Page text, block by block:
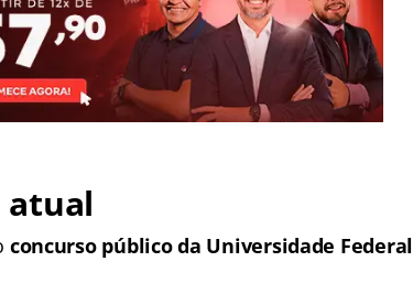
atual
concurso público da Universidade Federal